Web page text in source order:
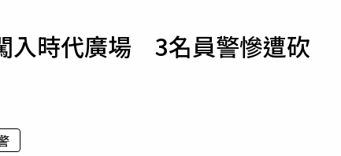
運勢
入時代廣場 3名員警慘遭砍